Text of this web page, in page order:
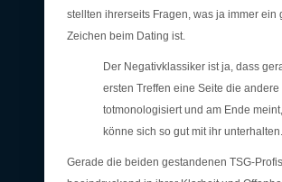
stellten ihrerseits Fragen, was ja immer ein
Zeichen beim Dating ist.
Der Negativklassiker ist ja, dass
ersten Treffen eine Seite die andere
totmonologisiert und am Ende
könne sich so gut mit ihr unterhalten.
Gerade die beiden gestandenen TSG-